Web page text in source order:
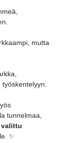
mutta
tunnelmaa,
valittu
✨